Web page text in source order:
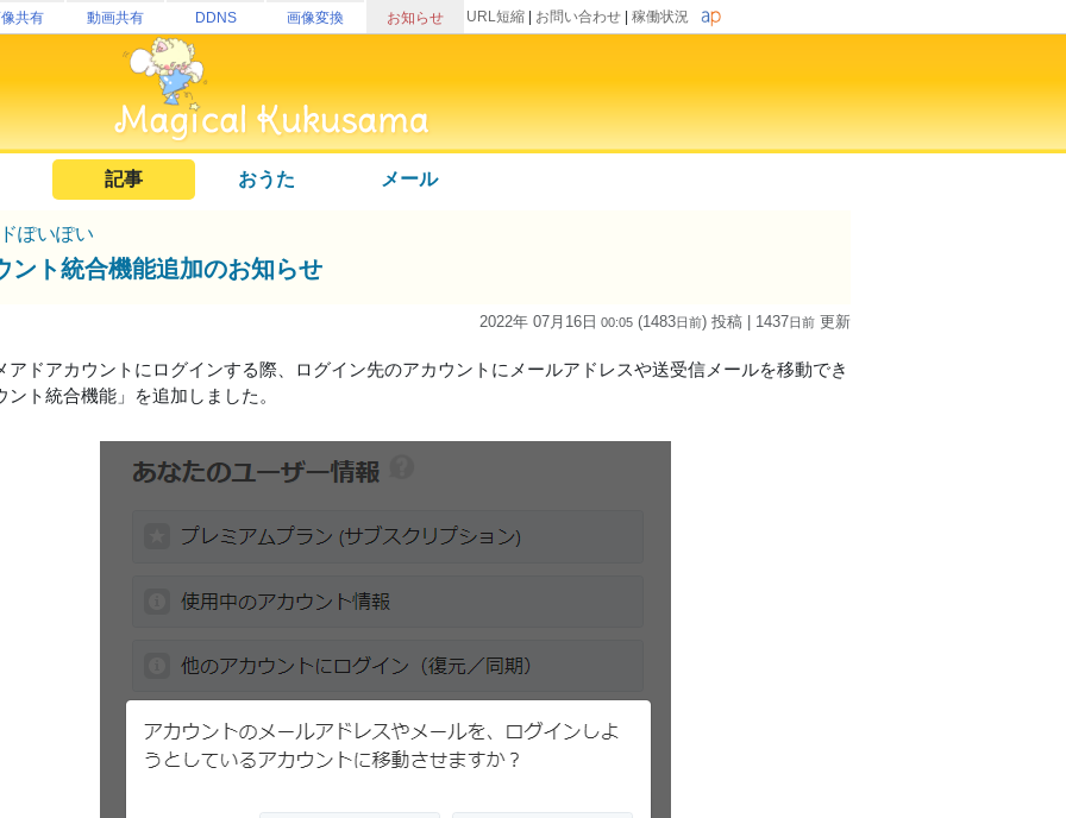
共有 動画共有 DDNS 画像変換 お知らせ URL短縮 お問い合わせ 稼働状況
記事 おうた メール
ぽいぽい
ント統合機能追加のお知らせ
2022年 07月16日 00:05 (1483日前) 投稿 | 1437日前 更新
アドアカウントにログインする際、ログイン先のアカウントにメールアドレスや送受信メールを移動でき
ント統合機能」を追加しました。